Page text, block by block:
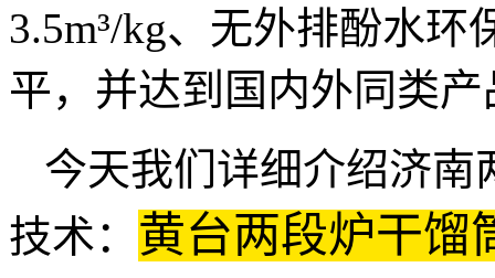
3.5m³/kg、无外排酚水
平，并达到国内外同类
今天我们详细介绍济南
技术： 黄台两段炉干馏